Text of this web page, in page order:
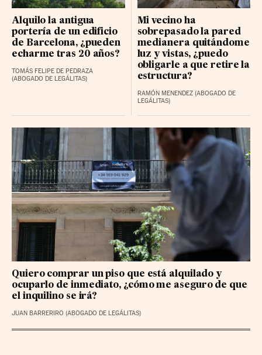
Alquilo la antigua
portería de un edificio
de Barcelona, ¿pueden
echarme tras 20 años?
TOMÁS FELIPE DE PEDRAZA
(ABOGADO DE LEGÁLITAS)
Mi vecino ha
sobrepasado la pared
medianera quitándome
luz y vistas, ¿puedo
obligarle a que retire la
estructura?
RAMÓN MENENDEZ (ABOGADO DE
LEGÁLITAS)
Quiero comprar un piso que está alquilado y
ocuparlo de inmediato, ¿cómo me aseguro de que
el inquilino se irá?
JUAN BARRERIRO (ABOGADO DE LEGÁLITAS)